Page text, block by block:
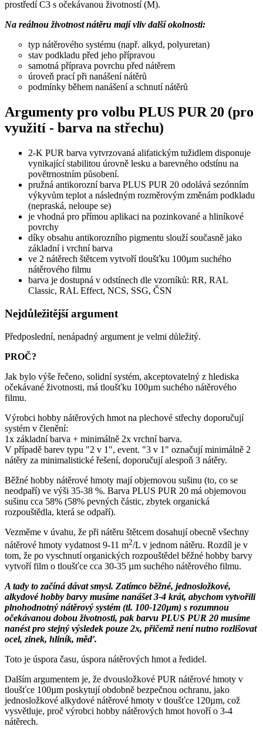
prostředí C3 s očekávanou životností (M).
Na reálnou životnost nátěru mají vliv další okolnosti:
typ nátěrového systému (např. alkyd, polyuretan)
stav podkladu před jeho přípravou
samotná příprava povrchu před nátěrem
úroveň prací při nanášení nátěrů
podmínky během nanášení a schnutí nátěrů
Argumenty pro volbu PLUS PUR 20 (pro
využití - barva na střechu)
2-K PUR barva vytvrzovaná alifatickým tužidlem disponuje
vynikající stabilitou úrovně lesku a barevného odstínu na
povětrnostním působení.
pružná antikorozní barva PLUS PUR 20 odolává sezónním
výkyvům teplot a následným rozměrovým změnám podkladu
(nepraská, neloupe se)
je vhodná pro přímou aplikaci na pozinkované a hliníkové
povrchy
díky obsahu antikorozního pigmentu slouží současně jako
základní i vrchní barva
ve 2 nátěrech štětcem vytvoří tloušťku 100µm suchého
nátěrového filmu
barva je dostupná v odstínech dle vzorníků: RR, RAL
Classic, RAL Effect, NCS, SSG, ČSN
Nejdůležitější argument
Předposlední, nenápadný argument je velmi důležitý.
PROČ?
Jak bylo výše řečeno, solidní systém, akceptovatelný z hlediska
očekávané životnosti, má tloušťku 100µm suchého nátěrového
filmu.
Výrobci hobby nátěrových hmot na plechové střechy doporučují
systém v členění:
1x základní barva + minimálně 2x vrchní barva.
V případě barev typu "2 v 1", event. "3 v 1" označují minimálně 2
nátěry za minimalistické řešení, doporučují alespoň 3 nátěry.
Běžné hobby nátěrové hmoty mají objemovou sušinu (to, co se
neodpaří) ve výši 35-38 %. Barva PLUS PUR 20 má objemovou
sušinu cca 58% (58% pevných částic, zbytek organická
rozpouštědla, která se odpaří).
Vezměme v úvahu, že při nátěru štětcem dosahují obecně všechny
nátěrové hmoty vydatnost 9-11 m2/L v jednom nátěru. Rozdíl je v
tom, že po vyschnutí organických rozpouštědel běžné hobby barvy
vytvoří film o tloušťce cca 30-35 µm suchého nátěrového filmu.
A tady to začíná dávat smysl. Zatímco běžné, jednosložkové,
alkydové hobby barvy musíme nanášet 3-4 krát, abychom vytvořili
plnohodnotný nátěrový systém (tl. 100-120µm) s rozumnou
očekávanou dobou životnosti, pak barvu PLUS PUR 20 musíme
nanést pro stejný výsledek pouze 2x, přičemž není nutno rozlišovat
ocel, zinek, hliník, měď.
Toto je úspora času, úspora nátěrových hmot a ředidel.
Dalším argumentem je, že dvousložkové PUR nátěrové hmoty v
tloušťce 100µm poskytují obdobně bezpečnou ochranu, jako
jednosložkové alkydové nátěrové hmoty v tloušťce 120µm, což
vysvětluje, proč výrobci hobby nátěrových hmot hovoří o 3-4
nátěrech.